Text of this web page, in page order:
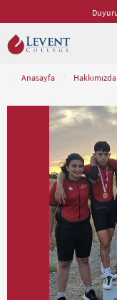
Anasayfa Hakkımızda